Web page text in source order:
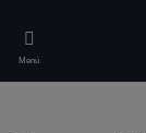
main
content
Menú